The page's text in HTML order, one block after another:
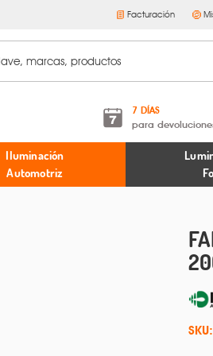
Facturación
7 DÍAS
para
Términos y condiciones
Políticas de devoluciones
Iluminación
Automotriz
SKU: